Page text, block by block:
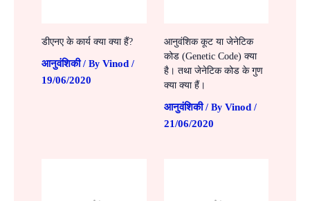
डीएनए के कार्य क्या क्या हैं?
आनुवंशिकी/ By Vinod /
19/06/2020
आनुवंशिक कूट या जेनेटिक
कोड (Genetic Code) क्या
है। तथा जेनेटिक कोड के गुण
क्या क्या हैं।
आनुवंशिकी/ By Vinod /
21/06/2020